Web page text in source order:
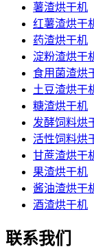
薯渣烘干机
红薯渣烘干
药渣烘干机
淀粉渣烘干
食用菌渣烘
土豆渣烘干
糖渣烘干机
发酵饲料烘
活性饲料烘
甘蔗渣烘干
果渣烘干机
酱油渣烘干
酒渣烘干机
联系我们